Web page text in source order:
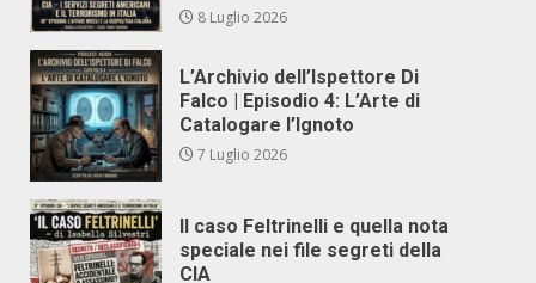
8 Luglio 2026
L’Archivio dell’Ispettore Di
Falco | Episodio 4: L’Arte di
Catalogare l’Ignoto
7 Luglio 2026
Il caso Feltrinelli e quella nota
speciale nei file segreti della
CIA